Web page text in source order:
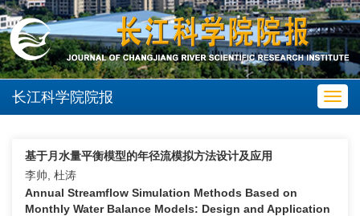
长江科学院院报
基于月水量平衡模型的年径流模拟方法设计及应用
李帅, 杜涛
Annual Streamflow Simulation Methods Based on
Monthly Water Balance Models: Design and Application